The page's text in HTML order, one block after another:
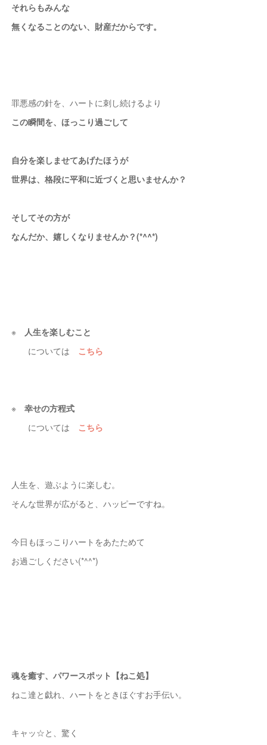
それらもみんな
無くなることのない、財産だからです。
罪悪感の針を、ハートに刺し続けるより
この瞬間を、ほっこり過ごして
自分を楽しませてあげたほうが
世界は、格段に平和に近づくと思いませんか？
そしてその方が
なんだか、嬉しくなりませんか？(*^^*)
※
人生を楽しむこと
については こちら
※ 幸せの方程式
については こちら
人生を、遊ぶように楽しむ。
そんな世界が広がると、ハッピーですね。
今日もほっこりハートをあたためて
お過ごしください(*^^*)
魂を癒す、パワースポット【ねこ処】
ねこ達と戯れ、ハートをときほぐすお手伝い。
キャッ☆と、驚く